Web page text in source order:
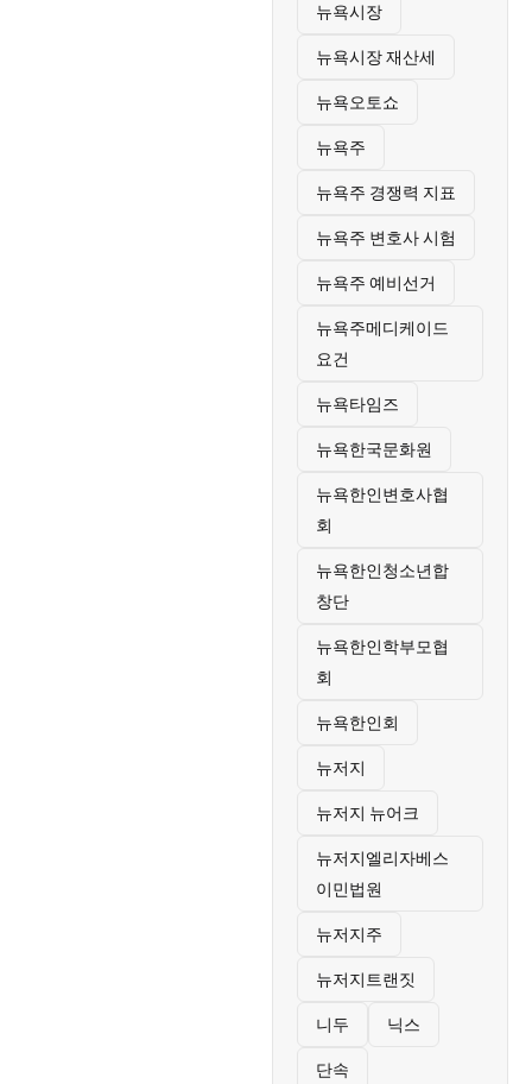
뉴욕시장
뉴욕시장 재산세
뉴욕오토쇼
뉴욕주
뉴욕주 경쟁력 지표
뉴욕주 변호사 시험
뉴욕주 예비선거
뉴욕주메디케이드
요건
뉴욕타임즈
뉴욕한국문화원
뉴욕한인변호사협
회
뉴욕한인청소년합
창단
뉴욕한인학부모협
회
뉴욕한인회
뉴저지
뉴저지 뉴어크
뉴저지엘리자베스
이민법원
뉴저지주
뉴저지트랜짓
니두 닉스
단속